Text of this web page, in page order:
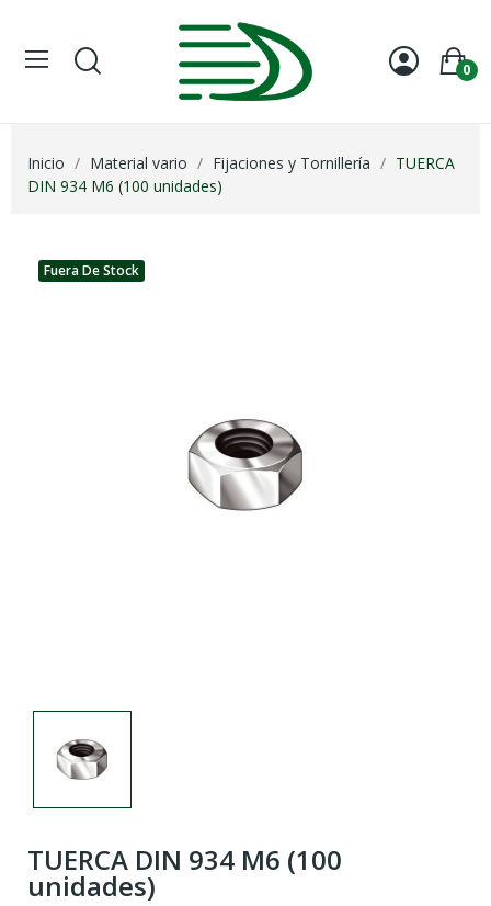
0
Inicio Material vario Fijaciones y Tornillería
TUERCA
DIN 934 M6 (100 unidades)
Fuera De Stock
TUERCA DIN 934 M6 (100
unidades)